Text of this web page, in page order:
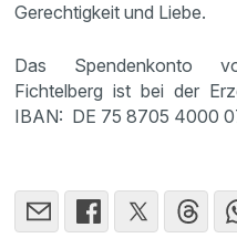
Gerechtigkeit und Liebe.
Das Spendenkonto
Fichtelberg ist bei der
IBAN: DE 75 8705 4000